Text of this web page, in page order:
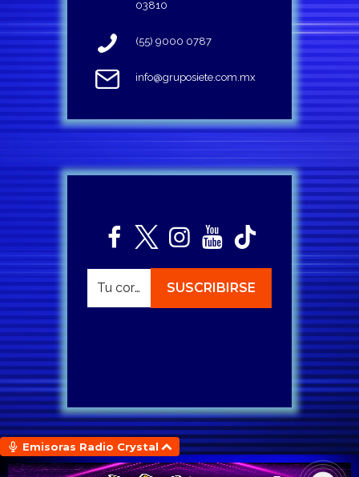
03810
(55) 9000 0787
info@gruposiete.com.mx
Emisoras Radio Crystal